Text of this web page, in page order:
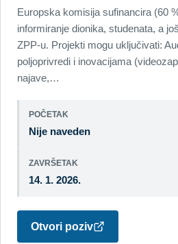
Europska komisija sufinancira (60
informiranje dionika, studenata, a
ZPP-u. Projekti mogu uključivati:
poljoprivredi i inovacijama
najave,…
POČETAK
Nije naveden
ZAVRŠETAK
14. 1. 2026.
Otvori poziv